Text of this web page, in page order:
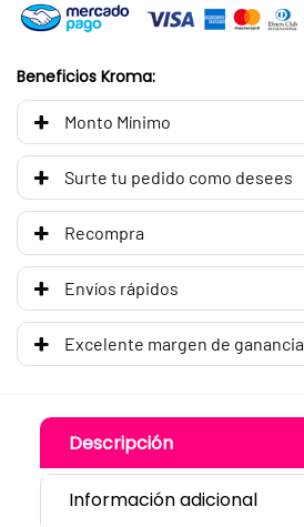
Beneficios Kroma:
Monto Mínimo
Surte tu pedido como desees
Recompra
Envíos rápidos
Excelente margen de ganancia
Descripción
Información adicional